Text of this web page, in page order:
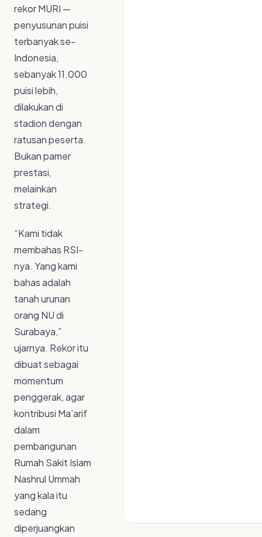
rekor MURI —
penyusunan puisi
terbanyak se-
Indonesia,
sebanyak 11.000
puisi lebih,
dilakukan di
stadion dengan
ratusan peserta.
Bukan pamer
prestasi,
melainkan
strategi.
“Kami tidak
membahas RSI-
nya. Yang kami
bahas adalah
tanah urunan
orang NU di
Surabaya,”
ujarnya. Rekor itu
dibuat sebagai
momentum
penggerak, agar
kontribusi Ma’arif
dalam
pembangunan
Rumah Sakit Islam
Nashrul Ummah
yang kala itu
sedang
diperjuangkan